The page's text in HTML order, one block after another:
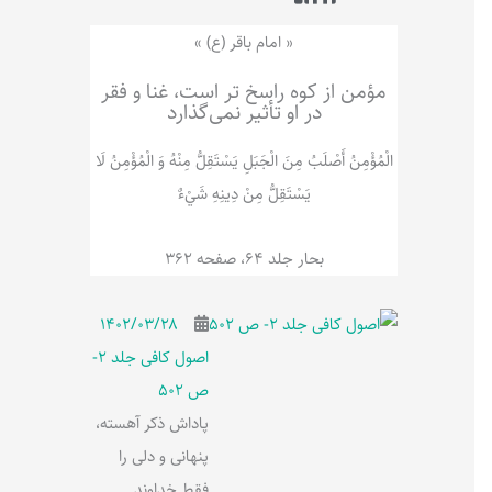
ه
« امام باقر (ع) »
مؤمن از کوه راسخ تر است، غنا و فقر
در او تأثیر نمی‌گذارد
الْمُؤْمِنُ‌ أَصْلَبُ‌ مِنَ‌ الْجَبَلِ‌ یَسْتَقِلُّ مِنْهُ وَ الْمُؤْمِنُ لَا
يَسْتَقِلُّ مِنْ دِينِهِ شَيْ‌ءٌ
بحار جلد 64، صفحه 362
۱۴۰۲/۰۳/۲۸
اصول کافی جلد 2-
ص 502
پاداش ذکر آهسته،
پنهانی و دلی را